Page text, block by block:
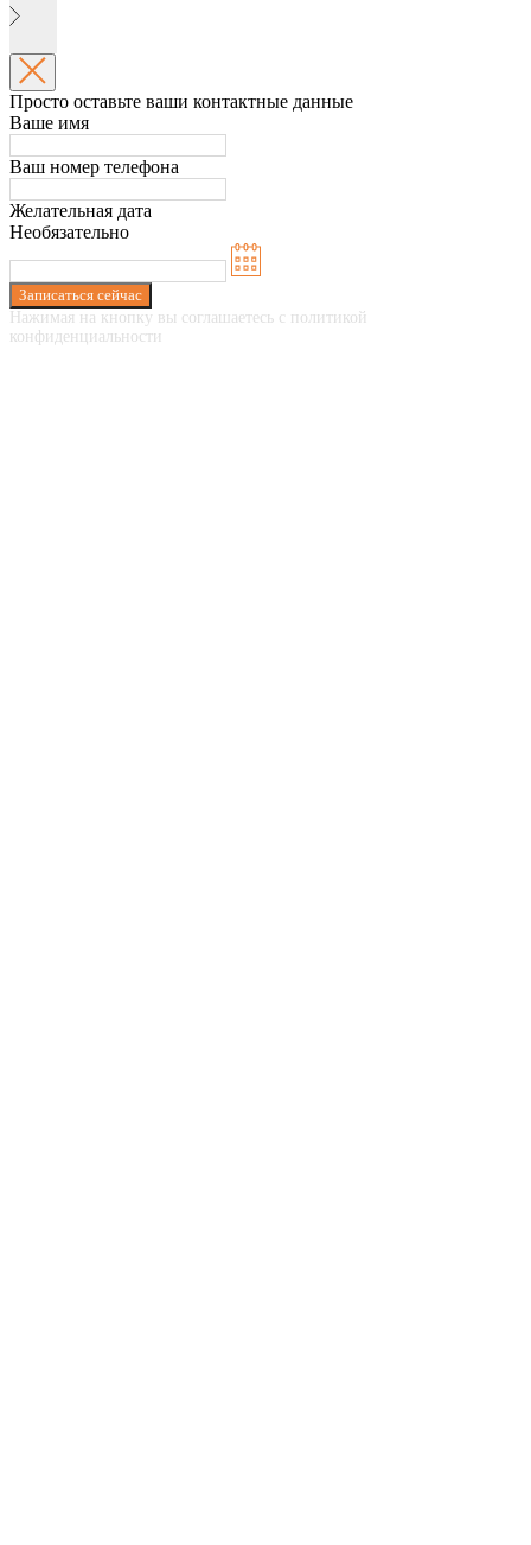
Просто оставьте ваши контактные данные
Ваше имя
Ваш номер телефона
Желательная дата
Необязательно
Записаться сейчас
Нажимая на кнопку вы соглашаетесь с политикой
конфиденциальности